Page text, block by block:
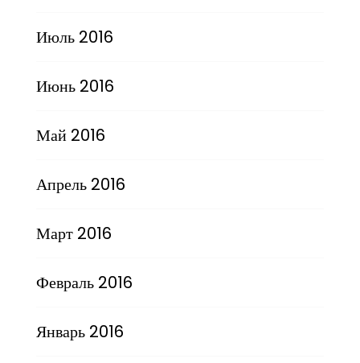
Июль 2016
Июнь 2016
Май 2016
Апрель 2016
Март 2016
Февраль 2016
Январь 2016